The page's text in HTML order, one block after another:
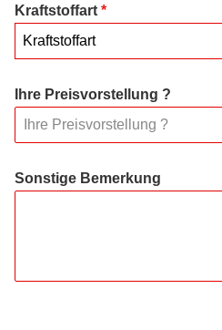
Kraftstoffart *
Kraftstoffart
Ihre Preisvorstellung ?
Sonstige Bemerkung